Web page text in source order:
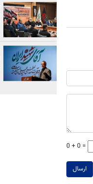
0 + 0 =
ارسال